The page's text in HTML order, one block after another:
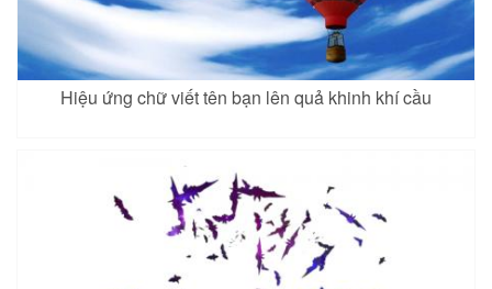
Hiệu ứng chữ viết tên bạn lên quả khinh khí cầu